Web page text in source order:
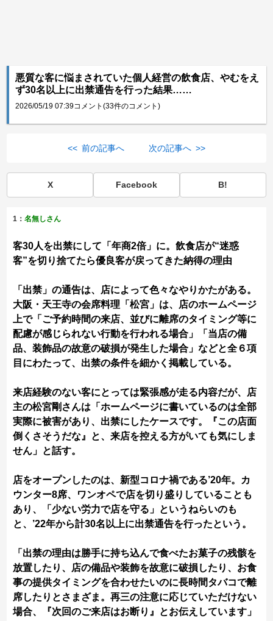
悪質な客に悩まされていた個人経営の飲食店、やむをえ
ず30名以上に出禁通告を行った結果……
2026/05/19 07:39コメント(33件のコメント)
<< 前の記事へ 次の記事へ >>
X Facebook B!
1：名無しさん
客30人を出禁にして「年商2倍」に。飲食店が“迷惑
客”を切り捨てたら優良客が戻ってきた納得の理由
「出禁」の通告は、店によって色々なやりかたがある。
大阪・天王寺の会席料理「松宮」は、店のホームページ
上で「ご予約時間の来店、並びに離席のタイミング等に
配慮が感じられない行動を行われる場合」「当店の備
品、装飾品の故意の破損が発生した場合」などと全６項
目にわたって、出禁の条件を細かく掲載している。
来店経験のない客にとっては緊張感が走る内容だが、店
主の松宮剛さんは「ホームページに書いているのは全部
実際に被害があり、出禁にしたケースです。『この店面
倒くさそうだな』と、来店を控える方がいても気にしま
せん」と話す。
店をオープンしたのは、新型コロナ禍である’20年。カ
ウンター8席、ワンオペで店を切り盛りしていることも
あり、「少ない労力で店を守る」というねらいのも
と、’22年から計30名以上に出禁通告を行ったという。
「出禁の理由は勝手に持ち込んで食べたお菓子の残骸を
放置したり、店の備品や装飾を故意に破損したり、お食
事の提供タイミングを合わせたいのに長時間タバコで離
席したりとさまざま。再三の注意に応じていただけない
場合、『次回のご来店はお断り』とお伝えしています」